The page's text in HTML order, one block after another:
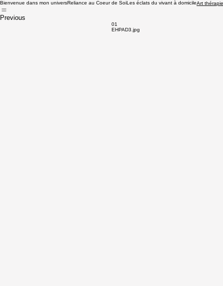
Bienvenue dans mon universReliance au Coeur de SoiLes éclats du vivant à domicileArt thérapie
Previous
01
EHPAD3.jpg